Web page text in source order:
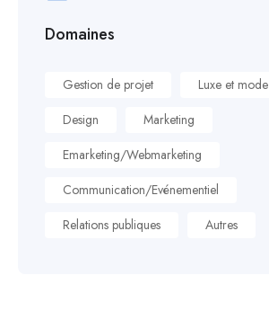
Domaines
Gestion de projet
Luxe et mode
Design
Marketing
Emarketing/Webmarketing
Communication/Evénementiel
Relations publiques
Autres